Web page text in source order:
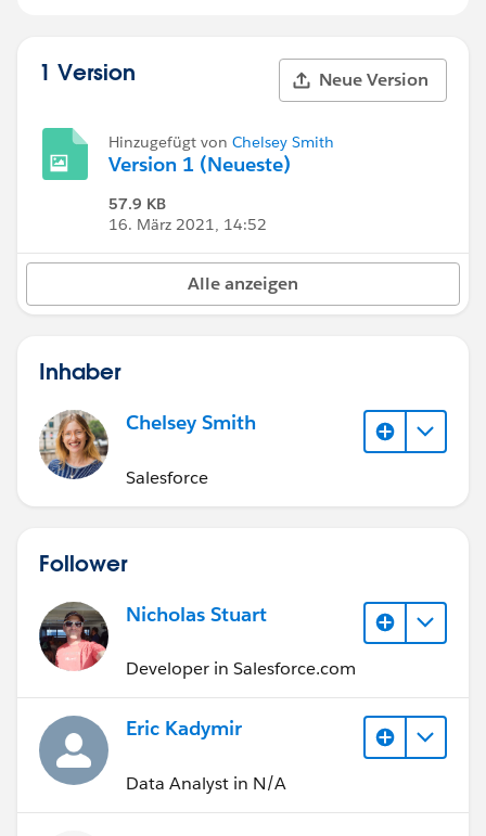
1 Version Neue Version
Hinzugefügt von Chelsey Smith
Version 1 (Neueste)
57.9 KB
16. März 2021, 14:52
Alle anzeigen
Inhaber
Chelsey Smith
Salesforce
Follower
Nicholas Stuart
Developer in Salesforce.com
Eric Kadymir
Data Analyst in N/A